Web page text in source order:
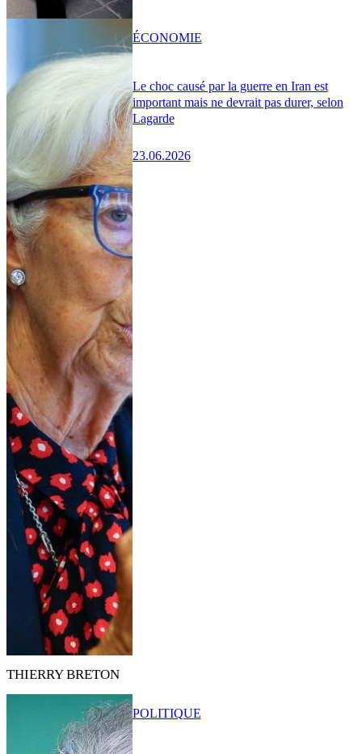
Le choc causé par la guerre en Iran est
important mais ne devrait pas durer, selon
Lagarde
23.06.2026
ÉCONOMIE
THIERRY BRETON
POLITIQUE